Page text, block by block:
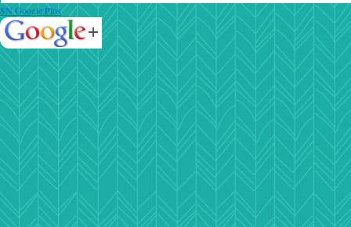
SN Google Plus